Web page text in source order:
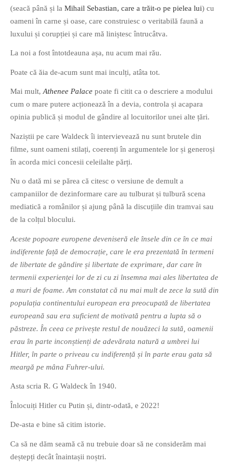
PAGINI
Ce fac?
Clasicul „Despre mine…”
Contact
Albastra!
Download 101 Movie
Acrostics!
PRIETENI APROPIATI
Victor Sosea – Designer
PRIETENI DIN AFARA BRESLEI
GloryBox.ro
Vreau-schimbare.ro
PRIETENI DIN BREASLA
Filme-Carti.ro
(seacă până și la Mihail Sebastian, care a trăit-o pe pielea lui) cu
oameni în carne și oase, care construiesc o veritabilă faună a
luxului și corupției și care mă liniștesc întrucâtva.
La noi a fost întotdeauna așa, nu acum mai rău.
Poate că ăia de-acum sunt mai inculți, atâta tot.
Mai mult,Athenee Palace poate fi citit ca o descriere a modului
cum o mare putere acționează în a devia, controla și acapara
opinia publică și modul de gândire al locuitorilor unei alte țări.
Naziștii pe care Waldeck îi intervievează nu sunt brutele din
filme, sunt oameni stilați, coerenți în argumentele lor și generoși
în acorda mici concesii celeilalte părți.
Nu o dată mi se părea că citesc o versiune de demult a
campaniilor de dezinformare care au tulburat și tulbură scena
mediatică a românilor și ajung până la discuțiile din tramvai sau
de la colțul blocului.
Aceste popoare europene deveniseră ele însele din ce în ce mai
indiferente față de democrație, care le era prezentată în termeni
de libertate de gândire și libertate de exprimare, dar care în
termenii experienței lor de zi cu zi însemna mai ales libertatea de
a muri de foame. Am constatat că nu mai mult de zece la sută din
populația continentului european era preocupată de libertatea
europeană sau era suficient de motivată pentru a lupta să o
păstreze. În ceea ce privește restul de nouăzeci la sută, oamenii
erau în parte inconștienți de adevărata natură a umbrei lui
Hitler, în parte o priveau cu indiferență și în parte erau gata să
meargă pe mâna Fuhrer-ului.
Asta scria R. G Waldeck în 1940.
Înlocuiți Hitler cu Putin și, dintr-odată, e 2022!
De-asta e bine să citim istorie.
Ca să ne dăm seamă că nu trebuie doar să ne considerăm mai
deștepți decât înaintașii noștri.